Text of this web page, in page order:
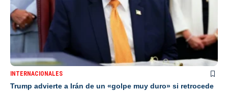
INTERNACIONALES
Trump advierte a Irán de un «golpe muy duro» si retrocede